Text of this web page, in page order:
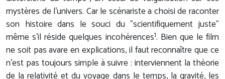
mystères de l'univers. Car le scénariste a choisi de raconter
son histoire dans le souci du "scientifiquement juste"
même s'il réside quelques incohérences1. Bien que le film
ne soit pas avare en explications, il faut reconnaître que ce
n'est pas toujours simple à suivre : interviennent la théorie